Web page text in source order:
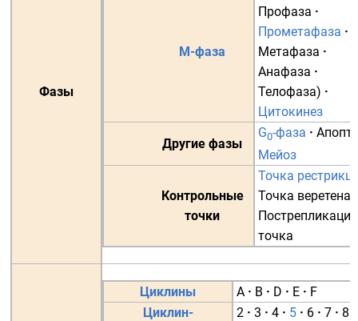
Фазы
M-фаза
Профаза ·
Прометафаза ·
Метафаза ·
Анафаза ·
Телофаза) ·
Цитокинез
Другие фазы
G0-фаза ·
Мейоз
Контрольные
точки
Точка
Точка веретена
точка
Циклины A · B · D · E · F
Циклин-
2 · 3 · 4 · 5 · 6 · 7 · 8